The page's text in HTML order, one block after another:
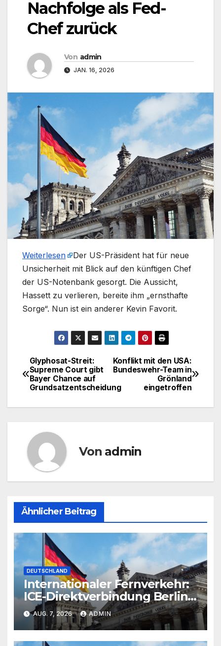
Nachfolge als Fed-
Chef zurück
Von admin
JAN. 16, 2026
Weiterlesen
​Der US-Präsident hat für neue
Unsicherheit mit Blick auf den künftigen Chef
der US-Notenbank gesorgt. Die Aussicht,
Hassett zu verlieren, bereite ihm „ernsthafte
Sorge“. Nun ist ein anderer Kevin Favorit.
Beitragsnavigation
Konflikt mit den USA:
Bundeswehr-Team in
Grönland
eingetroffen
Glyphosat-Streit:
Supreme Court gibt
Bayer Chance auf
Grundsatzentscheidung
Von admin
Ähnlicher Beitrag
DEUTSCHLAND
Internationaler Fernverkehr:
ICE-Direktverbindung Berlin-
Paris derzeit unterbrochen
AUG. 7, 2026 ADMIN